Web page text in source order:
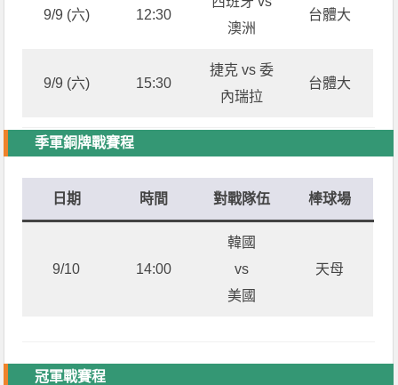
9/9 (六) 12:30
澳洲
台體大
9/9 (六) 15:30
捷克 vs 委
內瑞拉
台體大
季軍銅牌戰賽程
日期 時間 對戰隊伍 棒球場
9/10 14:00
韓國
vs
美國
天母
冠軍戰賽程